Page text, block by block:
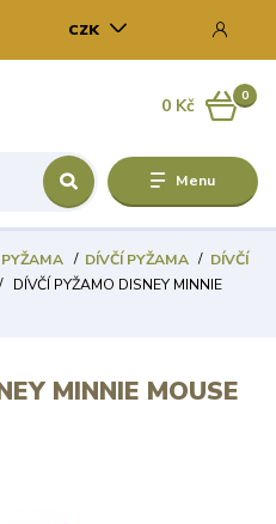
Menu
CZK
0
0 Kč
DÍVČÍ PYŽAMA
DÍVČÍ
DÍVČÍ PYŽAMO DISNEY MINNIE
MINNIE MOUSE